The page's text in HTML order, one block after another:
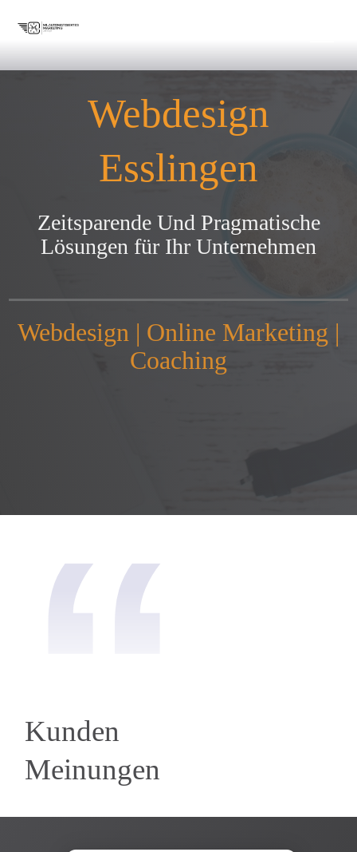
Webdesign
Esslingen
Zeitsparende Und Pragmatische
Lösungen für Ihr Unternehmen
Webdesign | Online Marketing |
Coaching
“
Kunden
Meinungen